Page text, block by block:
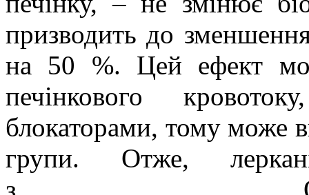
призводить до
на 50 %. Цей ефект
печінкового
блокаторами, тому може
групи. Отже,
з